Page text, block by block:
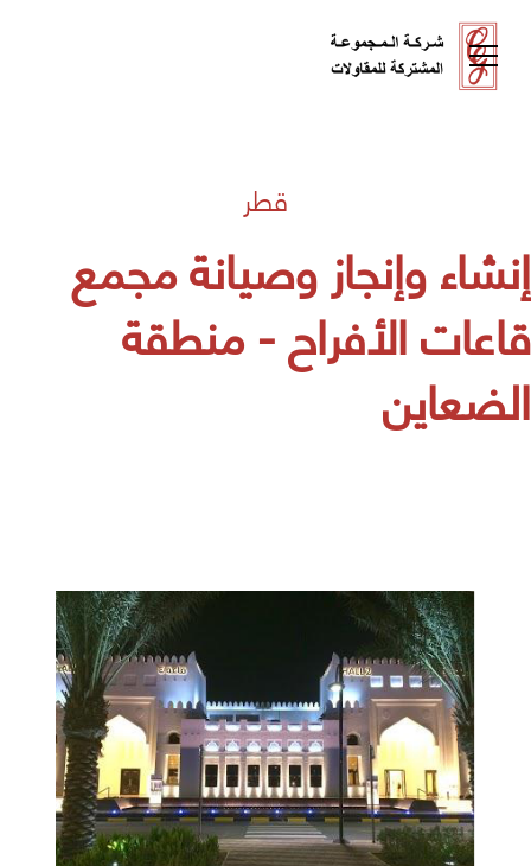
قطر
إنشاء وإنجاز وصيانة مجمع
قاعات الأفراح - منطقة
الضعاين